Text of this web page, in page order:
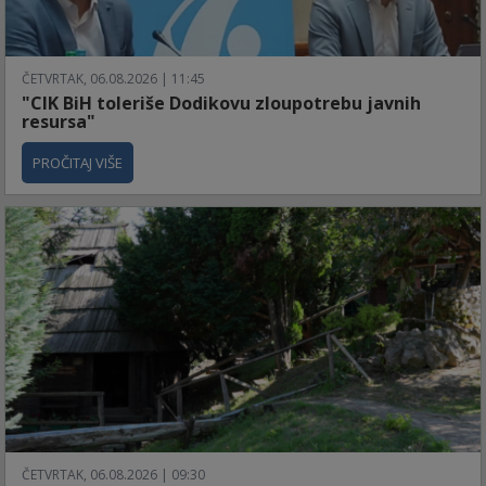
ČETVRTAK, 06.08.2026 | 11:45
"CIK BiH toleriše Dodikovu zloupotrebu javnih
resursa"
PROČITAJ VIŠE
ČETVRTAK, 06.08.2026 | 09:30